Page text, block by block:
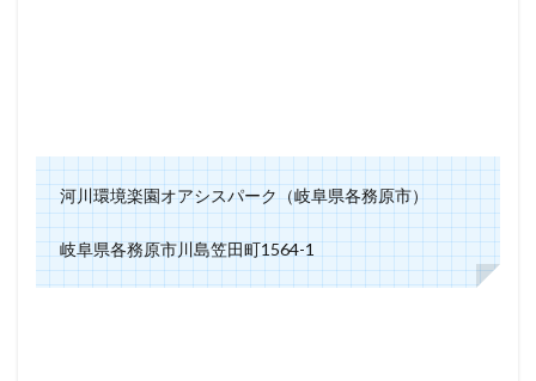
河川環境楽園オアシスパーク（岐阜県各務原市）
岐阜県各務原市川島笠田町1564-1